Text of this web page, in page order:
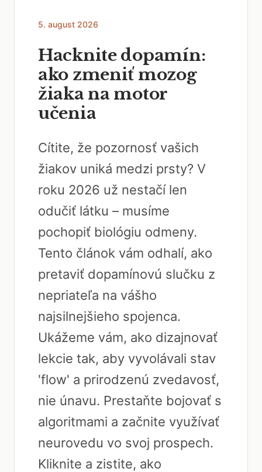
5. august 2026
Hacknite dopamín:
ako zmeniť mozog
žiaka na motor
učenia
Cítite, že pozornosť vašich
žiakov uniká medzi prsty? V
roku 2026 už nestačí len
odučiť látku – musíme
pochopiť biológiu odmeny.
Tento článok vám odhalí, ako
pretaviť dopamínovú slučku z
nepriateľa na vášho
najsilnejšieho spojenca.
Ukážeme vám, ako dizajnovať
lekcie tak, aby vyvolávali stav
'flow' a prirodzenú zvedavosť,
nie únavu. Prestaňte bojovať s
algoritmami a začnite využívať
neurovedu vo svoj prospech.
Kliknite a zistite, ako